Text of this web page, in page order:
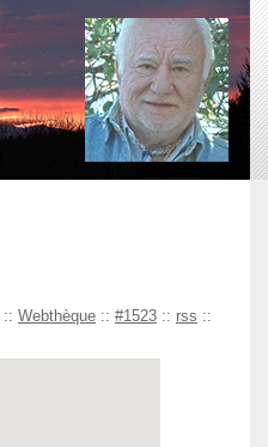
:: Webthèque :: #1523 :: rss ::